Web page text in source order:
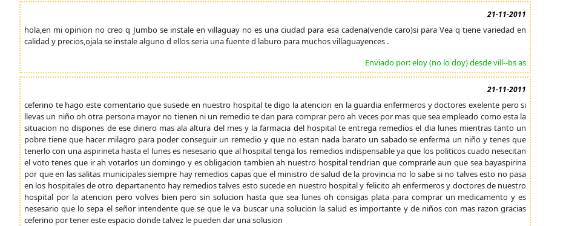
21-11-2011
hola,en mi opinion no creo q Jumbo se instale en villaguay no es una ciudad para esa cadena(vende caro)si para Vea q tiene variedad en
calidad y precios,ojala se instale alguno d ellos seria una fuente d laburo para muchos villaguayences .
Enviado por: eloy (no lo doy) desde vill--bs as
21-11-2011
ceferino te hago este comentario que susede en nuestro hospital te digo la atencion en la guardia enfermeros y doctores exelente pero si
llevas un niño oh otra persona mayor no tienen ni un remedio te dan para comprar pero ah veces por mas que sea empleado como esta la
situacion no dispones de ese dinero mas ala altura del mes y la farmacia del hospital te entrega remedios el dia lunes mientras tanto un
pobre tiene que hacer milagro para poder conseguir un remedio y que no estan nada barato un sabado se enferma un niño y tenes que
tenerlo con una aspirineta hasta el lunes es nesesario que al hospital tenga los remedios indispensable ya que los politicos cuado nesecitan
el voto tenes que ir ah votarlos un domingo y es obligacion tambien ah nuestro hospital tendrian que comprarle aun que sea bayaspirina
por que en las salitas municipales siempre hay remedios capas que el ministro de salud de la provincia no lo sabe si no talves esto no pasa
en los hospitales de otro departanento hay remedios talves esto sucede en nuestro hospital y felicito ah enfermeros y doctores de nuestro
hospital por la atencion pero volves bien pero sin solucion hasta que sea lunes oh consigas plata para comprar un medicamento y es
nesesario que lo sepa el señor intendente que se que le va buscar una solucion la salud es importante y de niños con mas razon gracias
ceferino por tener este espacio donde talvez le pueden dar una solusion